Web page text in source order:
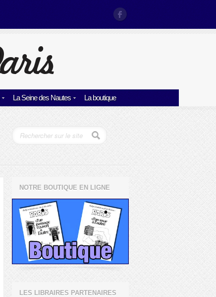
La Seine des Nautes La boutique
NOTRE BOUTIQUE EN LIGNE
LES LIBRAIRES PARTENAIRES